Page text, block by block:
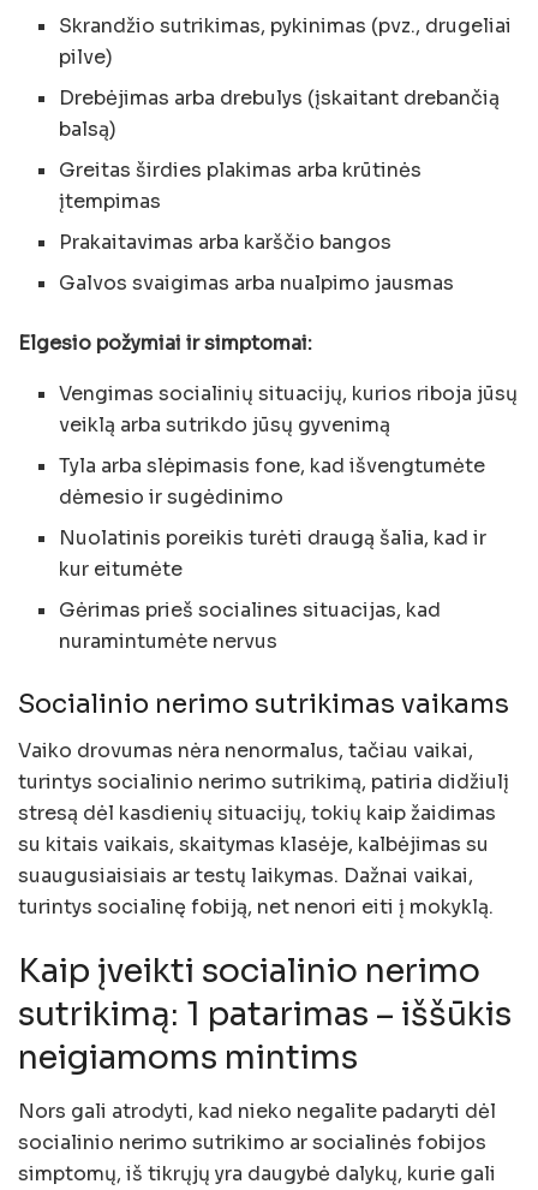
Skrandžio sutrikimas, pykinimas (pvz., drugeliai
pilve)
Drebėjimas arba drebulys (įskaitant drebančią
balsą)
Greitas širdies plakimas arba krūtinės
įtempimas
Prakaitavimas arba karščio bangos
Galvos svaigimas arba nualpimo jausmas
Elgesio požymiai ir simptomai:
Vengimas socialinių situacijų, kurios riboja jūsų
veiklą arba sutrikdo jūsų gyvenimą
Tyla arba slėpimasis fone, kad išvengtumėte
dėmesio ir sugėdinimo
Nuolatinis poreikis turėti draugą šalia, kad ir
kur eitumėte
Gėrimas prieš socialines situacijas, kad
nuramintumėte nervus
Socialinio nerimo sutrikimas vaikams
Vaiko drovumas nėra nenormalus, tačiau vaikai,
turintys socialinio nerimo sutrikimą, patiria didžiulį
stresą dėl kasdienių situacijų, tokių kaip žaidimas
su kitais vaikais, skaitymas klasėje, kalbėjimas su
suaugusiaisiais ar testų laikymas. Dažnai vaikai,
turintys socialinę fobiją, net nenori eiti į mokyklą.
Kaip įveikti socialinio nerimo
sutrikimą: 1 patarimas – iššūkis
neigiamoms mintims
Nors gali atrodyti, kad nieko negalite padaryti dėl
socialinio nerimo sutrikimo ar socialinės fobijos
simptomų, iš tikrųjų yra daugybė dalykų, kurie gali